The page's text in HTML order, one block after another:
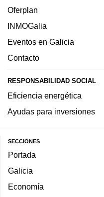
Oferplan
INMOGalia
Eventos en Galicia
Contacto
RESPONSABILIDAD SOCIAL
Eficiencia energética
Ayudas para inversiones
SECCIONES
Portada
Galicia
Economía